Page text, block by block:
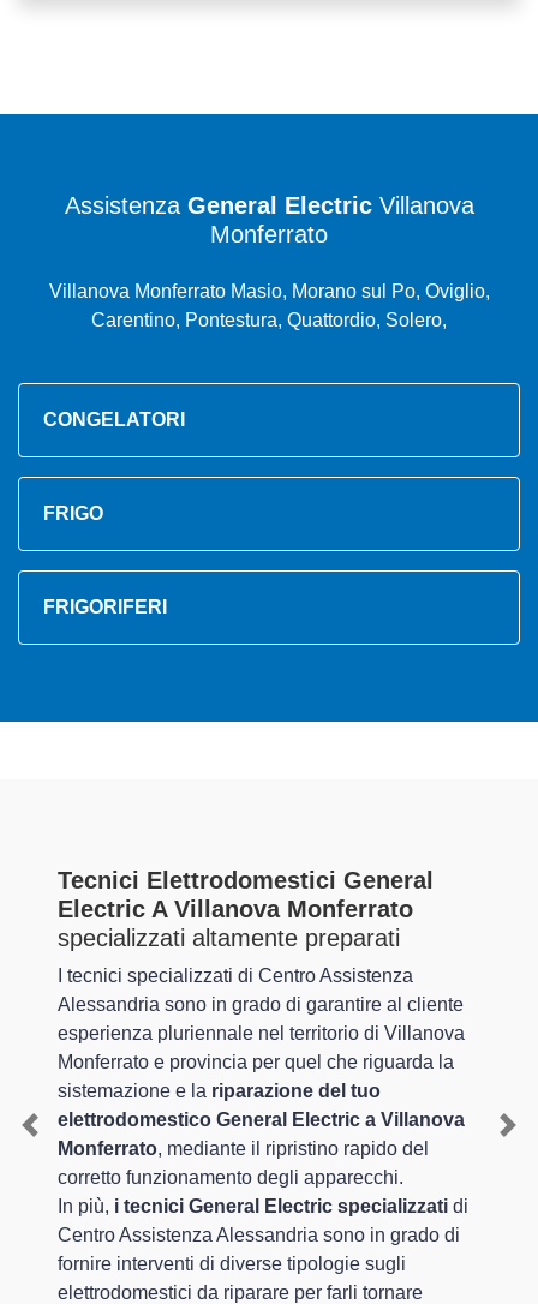
Assistenza General ElectricVillanova
Monferrato
Villanova Monferrato Masio, Morano sul Po, Oviglio,
Carentino, Pontestura, Quattordio, Solero,
CONGELATORI
FRIGO
FRIGORIFERI
Tecnici Elettrodomestici General
Electric A Villanova Monferrato
specializzati altamente preparati
I tecnici specializzati di Centro Assistenza
Alessandria sono in grado di garantire al cliente
esperienza pluriennale nel territorio di Villanova
Monferrato e provincia per quel che riguarda la
sistemazione e la riparazione del tuo
elettrodomestico General Electric a Villanova
Monferrato, mediante il ripristino rapido del
corretto funzionamento degli apparecchi.
In più, i tecnici General Electric specializzati di
Centro Assistenza Alessandria sono in grado di
fornire interventi di diverse tipologie sugli
elettrodomestici da riparare per farli tornare
Previous